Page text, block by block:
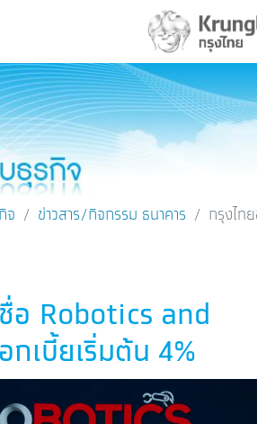
จ ข่าวสาร/กิจกรรม ธนาคาร กรุงไท
อ Robotics and
เบี้ยเริ่มต้น 4%